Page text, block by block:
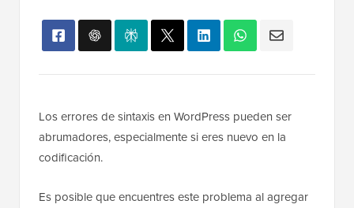
Los errores de sintaxis en WordPress pueden ser
abrumadores, especialmente si eres nuevo en la
codificación.
Es posible que encuentres este problema al agregar